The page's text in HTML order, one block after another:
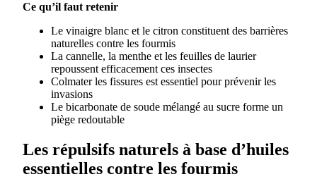
Ce qu’il faut retenir
Le vinaigre blanc et le citron constituent des barrières
naturelles contre les fourmis
La cannelle, la menthe et les feuilles de laurier
repoussent efficacement ces insectes
Colmater les fissures est essentiel pour prévenir les
invasions
Le bicarbonate de soude mélangé au sucre forme un
piège redoutable
Les répulsifs naturels à base d’huiles
essentielles contre les fourmis